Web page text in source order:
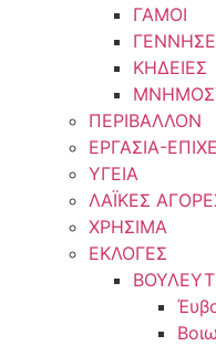
ΓΑΜΟΙ
ΚΗΔΕΙΕΣ
ΠΕΡΙΒΑΛΛΟΝ
ΕΡΓΑΣΙΑ-
ΥΓΕΙΑ
ΛΑΪΚΕΣ
ΧΡΗΣΙΜΑ
ΕΚΛΟΓΕΣ